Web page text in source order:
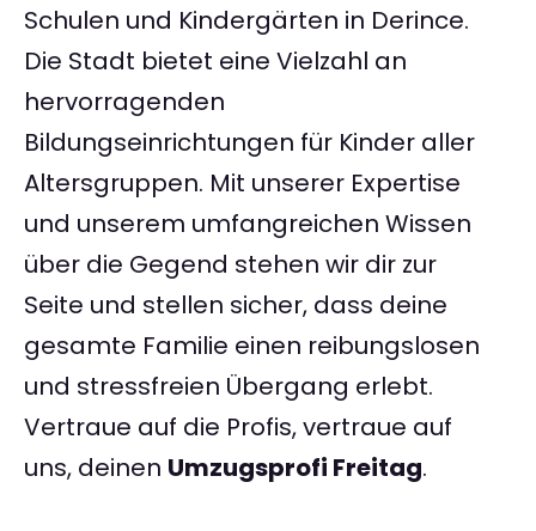
Schulen und Kindergärten in Derince.
Die Stadt bietet eine Vielzahl an
hervorragenden
Bildungseinrichtungen für Kinder aller
Altersgruppen. Mit unserer Expertise
und unserem umfangreichen Wissen
über die Gegend stehen wir dir zur
Seite und stellen sicher, dass deine
gesamte Familie einen reibungslosen
und stressfreien Übergang erlebt.
Vertraue auf die Profis, vertraue auf
uns, deinen Umzugsprofi Freitag.